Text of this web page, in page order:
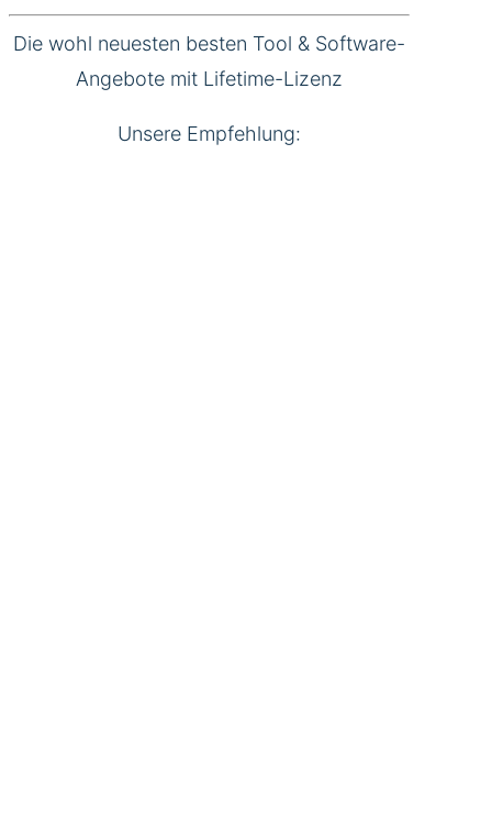
Die wohl neuesten besten Tool & Software-
Angebote mit Lifetime-Lizenz
Unsere Empfehlung: